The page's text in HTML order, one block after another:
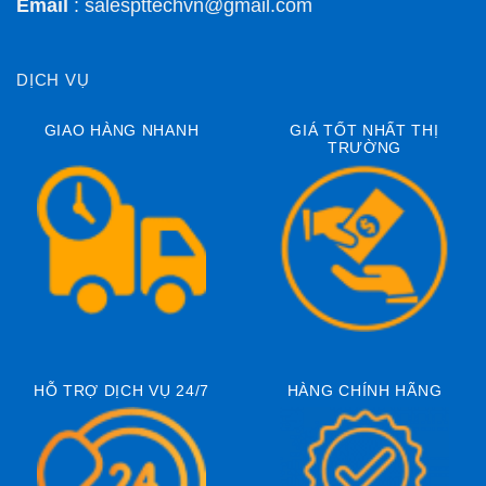
Email : salespttechvn@gmail.com
DỊCH VỤ
GIAO HÀNG NHANH
GIÁ TỐT NHẤT THỊ
TRƯỜNG
HỖ TRỢ DỊCH VỤ 24/7 HÀNG CHÍNH HÃNG